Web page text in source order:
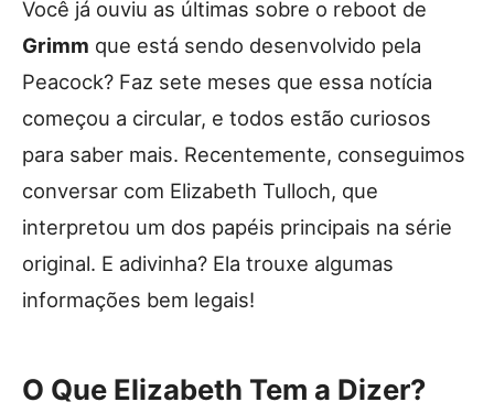
Você já ouviu as últimas sobre o reboot de
Grimm que está sendo desenvolvido pela
Peacock? Faz sete meses que essa notícia
começou a circular, e todos estão curiosos
para saber mais. Recentemente, conseguimos
conversar com Elizabeth Tulloch, que
interpretou um dos papéis principais na série
original. E adivinha? Ela trouxe algumas
informações bem legais!
O Que Elizabeth Tem a Dizer?